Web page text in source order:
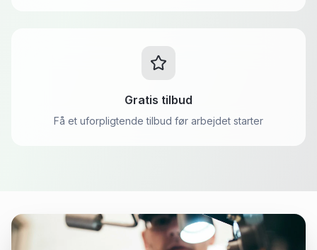
Gratis tilbud
Få et uforpligtende tilbud før arbejdet starter